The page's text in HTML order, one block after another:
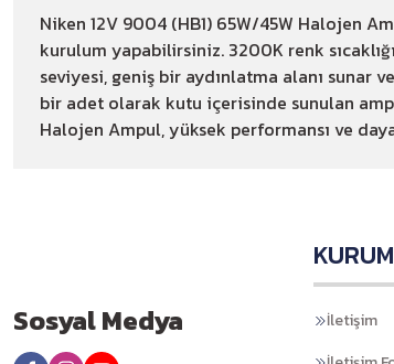
Niken 12V 9004 (HB1) 65W/45W Halojen
kurulum yapabilirsiniz. 3200K renk
seviyesi, geniş bir aydınlatma alanı sunar
bir adet olarak kutu içerisinde sunulan
Halojen Ampul, yüksek performansı ve
Sosyal Medya
İletişim